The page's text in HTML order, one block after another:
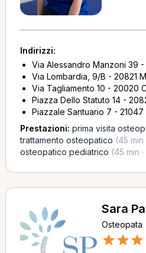
Indirizzi:
Via Alessandro Manzoni 39
Via Lombardia, 9/B - 20821
Via Tagliamento 10 - 20020
Piazza Dello Statuto 14 -
Piazzale Santuario 7 - 21047
Prestazioni: prima visita
trattamento osteopatico (45
osteopatico pediatrico (45 min
Sara
Osteopata